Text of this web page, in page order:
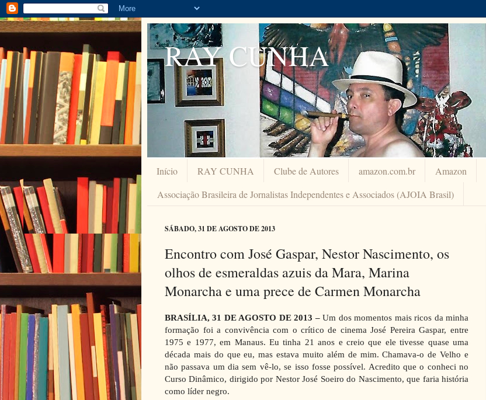
RAY CUNHA
Início RAY CUNHA Clube de Autores amazon.com.br Amazon
Associação Brasileira de Jornalistas Independentes e Associados (AJOIA Brasil)
SÁBADO, 31 DE AGOSTO DE 2013
Encontro com José Gaspar, Nestor Nascimento, os
olhos de esmeraldas azuis da Mara, Marina
Monarcha e uma prece de Carmen Monarcha
BRASÍLIA, 31 DE AGOSTO DE 2013 –Um dos momentos mais ricos da minha
formação foi a convivência com o crítico de cinema José Pereira Gaspar, entre
1975 e 1977, em Manaus. Eu tinha 21 anos e creio que ele tivesse quase uma
década mais do que eu, mas estava muito além de mim. Chamava-o de Velho e
não passava um dia sem vê-lo, se isso fosse possível. Acredito que o conheci no
Curso Dinâmico, dirigido por Nestor José Soeiro do Nascimento, que faria história
como líder negro.